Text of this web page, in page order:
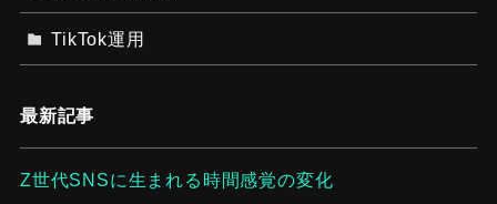
TikTok運用
最新記事
Z世代SNSに生まれる時間感覚の変化